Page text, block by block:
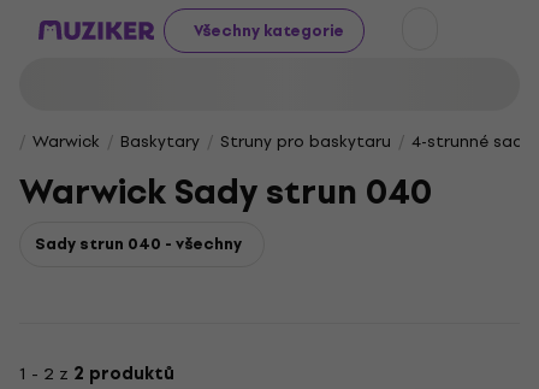
Všechny kategorie
Warwick Baskytary Struny pro baskytaru 4-strunné
Warwick Sady strun 040
Sady strun 040 - všechny
1 - 2 z 2 produktů